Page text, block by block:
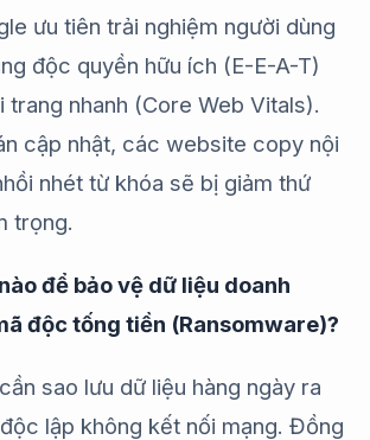
ưu tiên trải nghiệm người dùng
độc quyền hữu ích (E-E-A-T)
trang nhanh (Core Web Vitals).
cập nhật, các website copy nội
nhét từ khóa sẽ bị giảm thứ
trọng.
để bảo vệ dữ liệu doanh
độc tống tiền (Ransomware)?
sao lưu dữ liệu hàng ngày ra
lập không kết nối mạng. Đồng